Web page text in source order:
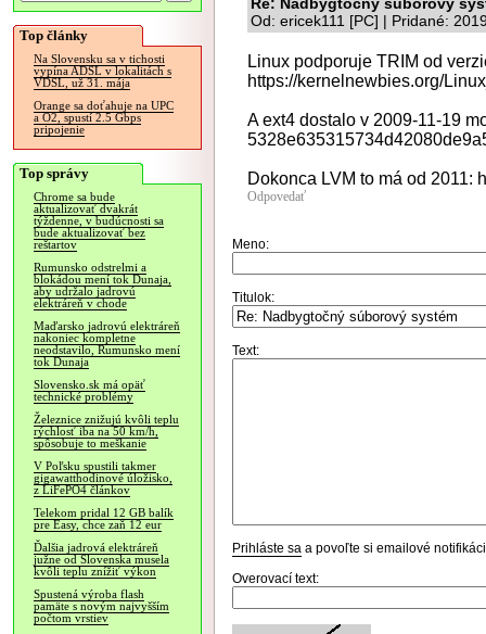
Top články
Na Slovensku sa v tichosti
vypína ADSL v lokalitách s
VDSL, už 31. mája
Orange sa doťahuje na UPC
a O2, spustí 2.5 Gbps
pripojenie
Top správy
Chrome sa bude
aktualizovať dvakrát
týždenne, v budúcnosti sa
bude aktualizovať bez
reštartov
Rumunsko odstrelmi a
blokádou mení tok Dunaja,
aby udržalo jadrovú
elektráreň v chode
Maďarsko jadrovú elektráreň
nakoniec kompletne
neodstavilo, Rumunsko mení
tok Dunaja
Slovensko.sk má opäť
technické problémy
Železnice znižujú kvôli teplu
rýchlosť iba na 50 km/h,
spôsobuje to meškanie
V Poľsku spustili takmer
gigawatthodinové úložisko,
z LiFePO4 článkov
Telekom pridal 12 GB balík
pre Easy, chce zaň 12 eur
Ďalšia jadrová elektráreň
južne od Slovenska musela
kvôli teplu znížiť výkon
Spustená výroba flash
pamäte s novým najvyšším
počtom vrstiev
Od: ericek111 [PC] | Pridané:
Linux podporuje TRIM od
https://kernelnewbies.org/
A ext4 dostalo v 2009-11-19
Dokonca LVM to má od 2011:
Odpovedať
Meno:
Titulok:
Text:
Prihláste sa a povoľte si emailové
Overovací text: